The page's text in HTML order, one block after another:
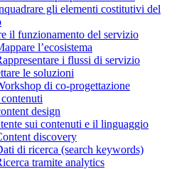
gli elementi costitutivi del
il funzionamento del servizio
l’ecosistema
i flussi di servizio
le soluzioni
di co-progettazione
design
sui contenuti e il linguaggio
discovery
di ricerca (search keywords)
tramite analytics